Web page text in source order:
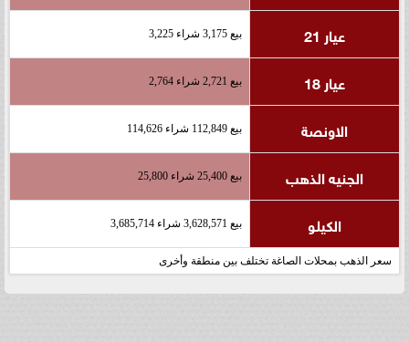
عيار 21 بيع 3,175 شراء 3,225
عيار 18 بيع 2,721 شراء 2,764
الاونصة بيع 112,849 شراء 114,626
الجنيه الذهب بيع 25,400 شراء 25,800
الكيلو بيع 3,628,571 شراء 3,685,714
سعر الذهب بمحلات الصاغة تختلف بين منطقة وأخرى